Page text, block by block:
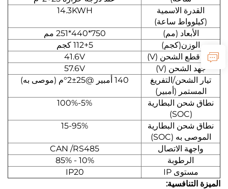
القدرة الاسمية
(كيلوواط ساعة)
14.3KWH
الأبعاد (مم)
750*440*251 مم
الوزن(كجم)
112+5 كجم
جهد قطع الشحن (V)
41.6V
جهد الشحن (V)
57.6V
تيار الشحن/التفريغ
المستمر (أمبير)
140 أمبير @25±2°م (موصى به)
نطاق شحن البطارية
(SOC)
5%-100%
نطاق شحن البطارية
الموصى به (SOC)
15-95%
واجهة الاتصال
CAN /RS485
الرطوبة
10% - 85%
مستوى IP
IP20
الميزة التنافسية: